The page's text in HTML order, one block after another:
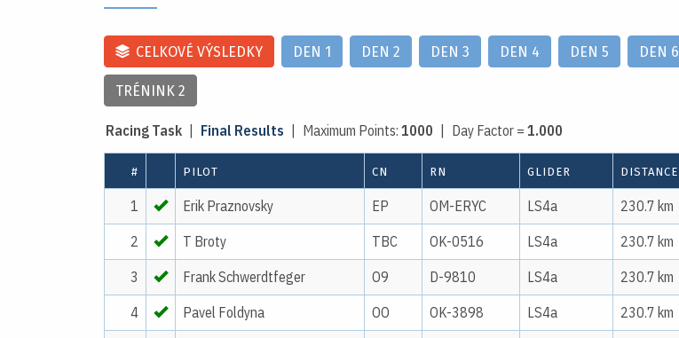
CELKOVÉ VÝSLEDKY DEN 1 DEN 2 DEN 3 DEN 4 DEN 5 DEN 6
TRÉNINK 2
Racing Task Final Results | Maximum Points: 1000 | Day Factor = 1.000
# PILOT CN RN GLIDER DISTANCE
1 Erik Praznovsky EP OM-ERYC LS4a 230.7 km
2
T Broty TBC OK-0516 LS4a 230.7 km
3
Frank Schwerdtfeger O9 D-9810 LS4a 230.7 km
4
Pavel Foldyna OO OK-3898 LS4a 230.7 km